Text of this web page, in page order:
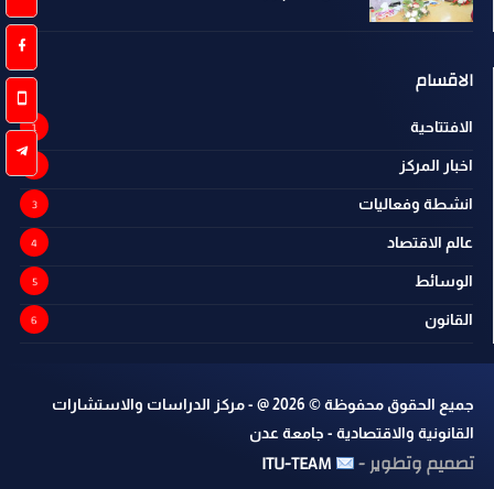
الاقسام
الافتتاحية
اخبار المركز
انشطة وفعاليات
عالم الاقتصاد
الوسائط
القانون
جميع الحقوق محفوظة © 2026@ - مركز الدراسات والاستشارات
القانونية والاقتصادية - جامعة عدن
تصميم وتطوير - ITU-TEAM